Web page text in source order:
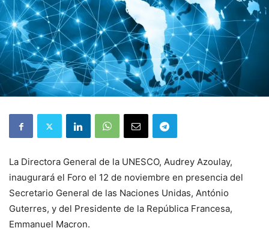
La Directora General de la UNESCO, Audrey Azoulay,
inaugurará el Foro el 12 de noviembre en presencia del
Secretario General de las Naciones Unidas, António
Guterres, y del Presidente de la República Francesa,
Emmanuel Macron.